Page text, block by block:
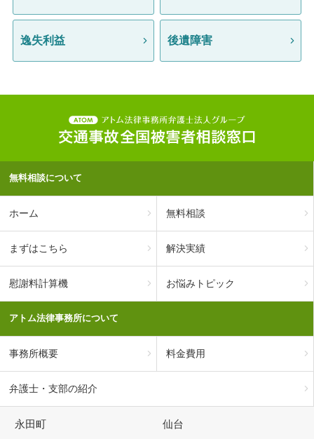
逸失利益 後遺障害
無料相談について
ホーム 無料相談
まずはこちら 解決実績
慰謝料計算機 お悩みトピック
アトム法律事務所について
事務所概要 料金費用
弁護士・支部の紹介
永田町 仙台